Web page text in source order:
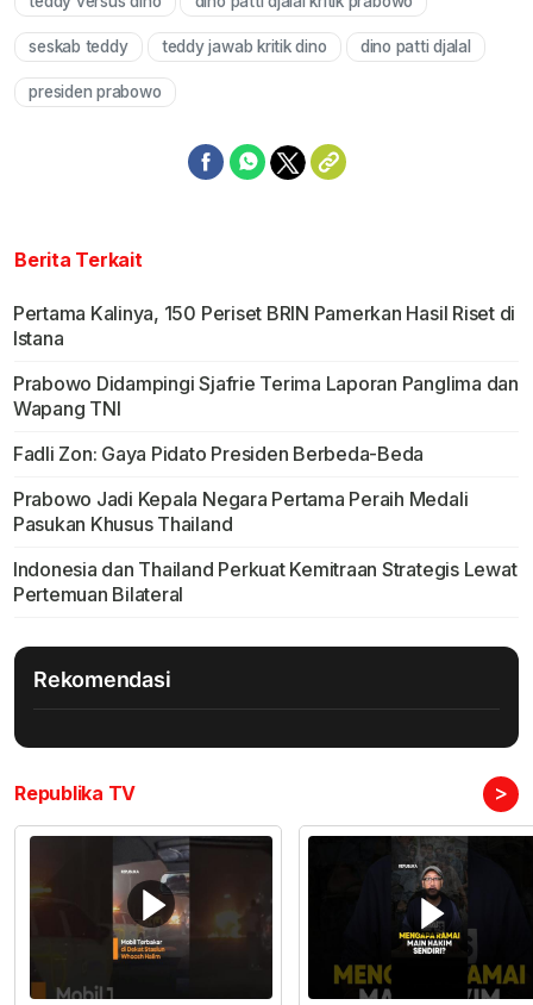
seskab teddy teddy jawab kritik dino dino patti djalal
presiden prabowo
Berita Terkait
Pertama Kalinya, 150 Periset BRIN Pamerkan Hasil Riset di
Istana
Prabowo Didampingi Sjafrie Terima Laporan Panglima dan
Wapang TNI
Fadli Zon: Gaya Pidato Presiden Berbeda-Beda
Prabowo Jadi Kepala Negara Pertama Peraih Medali
Pasukan Khusus Thailand
Indonesia dan Thailand Perkuat Kemitraan Strategis Lewat
Pertemuan Bilateral
Rekomendasi
Republika TV >